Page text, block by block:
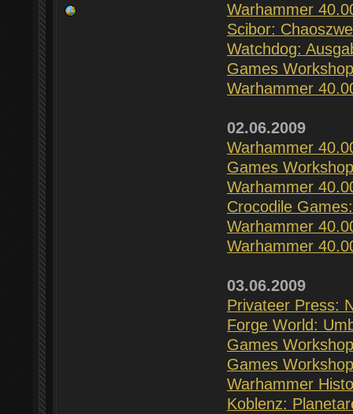
Warhammer
Scibor:
Watchdog:
Games
Warhammer
02.06.2009
Warhammer
Games
Warhammer
Crocodile
Warhammer
Warhammer
03.06.2009
Privateer Press:
Forge World:
Games
Games
Warhammer
Koblenz: